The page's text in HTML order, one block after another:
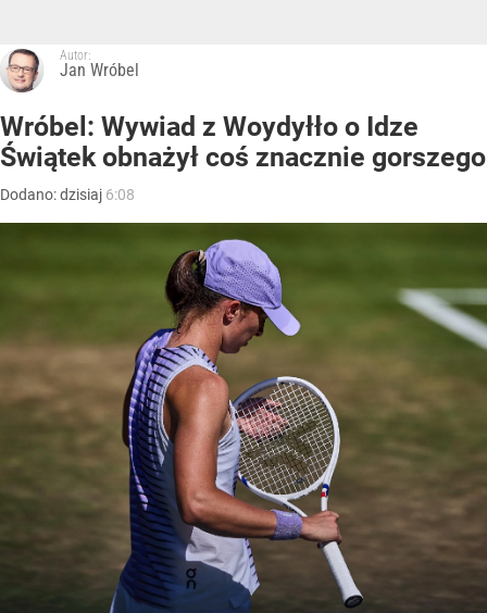
Autor:
Jan Wróbel
Wróbel: Wywiad z Woydyłło o Idze
Świątek obnażył coś znacznie gorszego
Dodano:dzisiaj 6:08